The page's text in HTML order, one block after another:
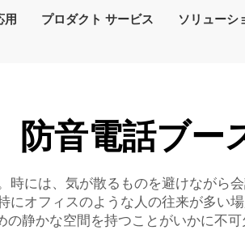
用 プロダクト サービス ソリューシ
防音電話ブー
時には、気が散るものを避けながら
オフィスのような人の往来が多い
静かな空間を持つことがいかに不